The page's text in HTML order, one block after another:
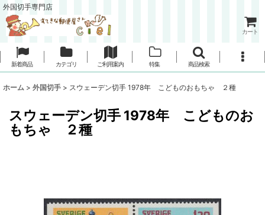
外国切手専門店
カート
新着商品 カテゴリ ご利用案内 特集 商品検索
ホーム > 外国切手 > スウェーデン切手 1978年 こどものおもちゃ ２種
スウェーデン切手 1978年 こどものお
もちゃ ２種